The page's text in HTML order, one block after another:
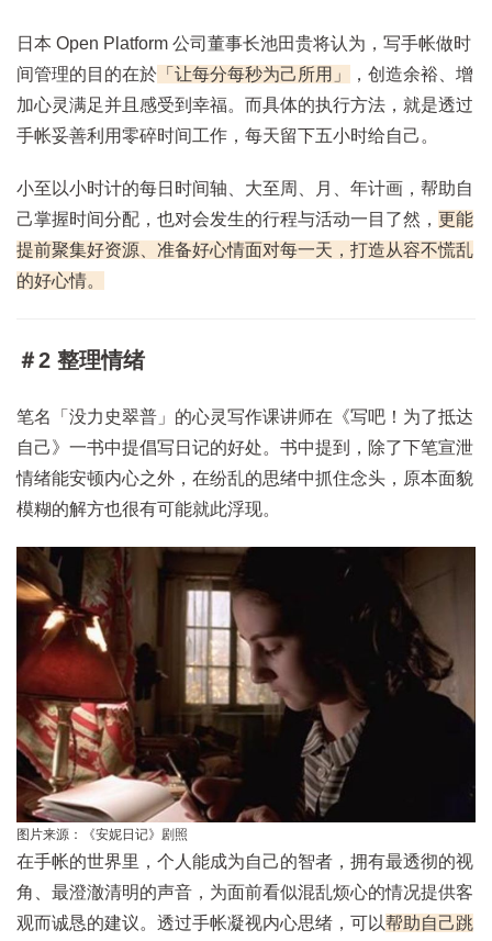
日本 Open Platform 公司董事长池田贵将认为，写手帐做时
间管理的目的在於 「让每分每秒为己所用」
，创造余裕、增
加心灵满足并且感受到幸福。而具体的执行方法，就是透过
手帐妥善利用零碎时间工作，每天留下五小时给自己。
小至以小时计的每日时间轴、大至周、月、年计画，帮助自
己掌握时间分配，也对会发生的行程与活动一目了然， 更能
提前聚集好资源、准备好心情面对每一天，打造从容不慌乱
的好心情。
＃2 整理情绪
笔名「没力史翠普」的心灵写作课讲师在《写吧！为了抵达
自己》一书中提倡写日记的好处。书中提到，除了下笔宣泄
情绪能安顿内心之外，在纷乱的思绪中抓住念头，原本面貌
模糊的解方也很有可能就此浮现。
图片来源：《安妮日记》剧照
在手帐的世界里，个人能成为自己的智者，拥有最透彻的视
角、最澄澈清明的声音，为面前看似混乱烦心的情况提供客
观而诚恳的建议。透过手帐凝视内心思绪，可以帮助自己跳